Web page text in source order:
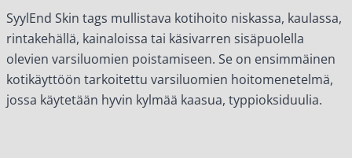
SyylEnd Skin tags mullistava kotihoito niskassa, kaulassa,
rintakehällä, kainaloissa tai käsivarren sisäpuolella
olevien varsiluomien poistamiseen. Se on ensimmäinen
kotikäyttöön tarkoitettu varsiluomien hoitomenetelmä,
jossa käytetään hyvin kylmää kaasua, typpioksiduulia.